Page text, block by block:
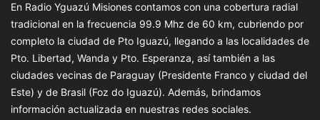
En Radio Yguazú Misiones contamos con una cobertura radial
tradicional en la frecuencia 99.9 Mhz de 60 km, cubriendo por
completo la ciudad de Pto Iguazú, llegando a las localidades de
Pto. Libertad, Wanda y Pto. Esperanza, así también a las
ciudades vecinas de Paraguay (Presidente Franco y ciudad del
Este) y de Brasil (Foz do Iguazú). Además, brindamos
información actualizada en nuestras redes sociales.